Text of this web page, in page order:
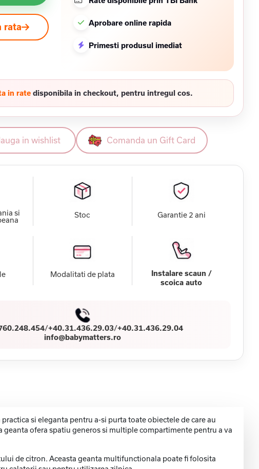
rata Aprobare online rapida
Primesti produsul imediat
in rate disponibila in checkout, pentru intregul cos.
in wishlist Comanda un Gift Card
si
Stoc Garantie 2 ani
Modalitati de plata
Instalare scaun /
scoica auto
/+40.31.436.29.03/+40.31.436.29.04
info@babymatters.ro
si eleganta pentru a-si purta toate obiectele de care au
ofera spatiu generos si multiple compartimente pentru a va
de citron. Aceasta geanta multifunctionala poate fi folosita